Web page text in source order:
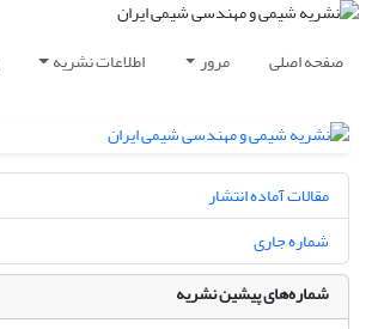
صفحه اصلی مرور اطلاعات نشریه
مقالات آماده انتشار
شماره جاری
شماره‌های پیشین نشریه